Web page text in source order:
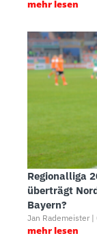
mehr lesen
Regionalliga
überträgt
Bayern?
Jan Rademeister
mehr lesen